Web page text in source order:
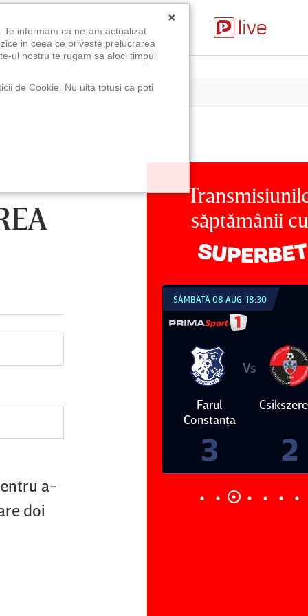
a-
doi
săptămânii cu
Farul
3
Vs
SÂMBĂTĂ 08 AUG, 21:30
Dinamo
4
Vs
FC
0
×
informam ca ne-am actualizat
in ceea ce priveste prelucrarea
ul nostru te rugam sa aloci timpul
de Cookie. Nu uita totusi ca poti